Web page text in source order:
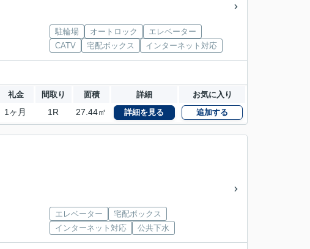
駐輪場 オートロック
エレベーター
CATV
宅配ボックス インターネット対応
礼金 間取り 面積 詳細 お気に入り
1ヶ月 1R 27.44㎡ 詳細を見る 追加する
エレベーター
宅配ボックス
インターネット対応
公共下水